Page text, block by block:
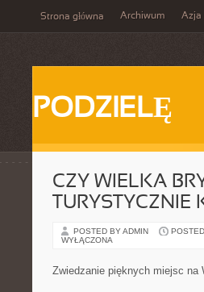
Strona główna Archiwum Azja
PODZIELĘ
CZY WIELKA
TURYSTYCZNIE
POSTED BY ADMIN
WYŁĄCZONA
Zwiedzanie pięknych miejsc na